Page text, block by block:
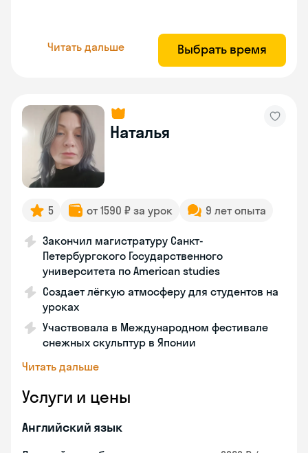
Читать дальше Выбрать время
Наталья
5 от 1590 ₽ за урок 9 лет опыта
Закончил магистратуру Санкт-
Петербургского Государственного
университета по American studies
Создает лёгкую атмосферу для студентов на
уроках
Участвовала в Международном фестивале
снежных скульптур в Японии
Читать дальше
Услуги и цены
Английский язык